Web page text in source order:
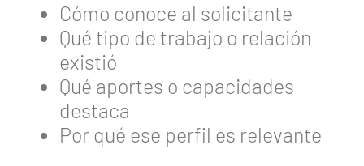
Cómo conoce al solicitante
Qué tipo de trabajo o relación
existió
Qué aportes o capacidades
destaca
Por qué ese perfil es relevante